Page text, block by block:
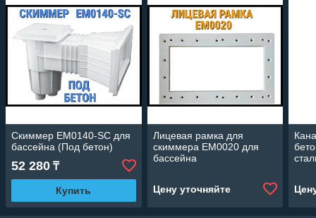
Скиммер EM0140-SC для
бассейна (Под бетон)
52 280 ₸
Купить
Лицевая рамка для
скиммера EM0020 для
бассейна
Цену уточняйте